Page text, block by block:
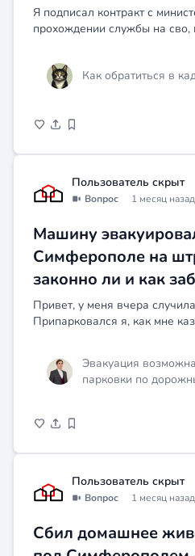
Я подписал контракт с
прохождении службы на сво,
образования
Как обратиться в
Пользователь скрыт
Вопрос 1 месяц назад
Машину
Симферополе на
законно ли и как
Привет, у меня вчера
Припарковался я, как мне
тольк...
Эвакуация
парковки по
объяснение
необоснованна,
штрафстоянки, а
возмещение
Пользователь скрыт
Вопрос 1 месяц назад
Сбил домашнее